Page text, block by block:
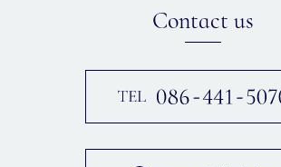
Contact us